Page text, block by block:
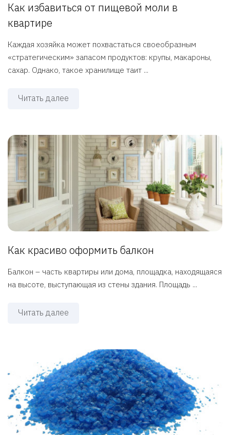
Как избавиться от пищевой моли в
квартире
Каждая хозяйка может похвастаться своеобразным
«стратегическим» запасом продуктов: крупы, макароны,
сахар. Однако, такое хранилище таит ...
Читать далее
Как красиво оформить балкон
Балкон – часть квартиры или дома, площадка, находящаяся
на высоте, выступающая из стены здания. Площадь ...
Читать далее